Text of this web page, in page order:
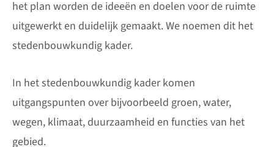
het plan worden de ideeën en doelen voor de ruimte
uitgewerkt en duidelijk gemaakt. We noemen dit het
stedenbouwkundig kader.
In het stedenbouwkundig kader komen
uitgangspunten over bijvoorbeeld groen, water,
wegen, klimaat, duurzaamheid en functies van het
gebied.